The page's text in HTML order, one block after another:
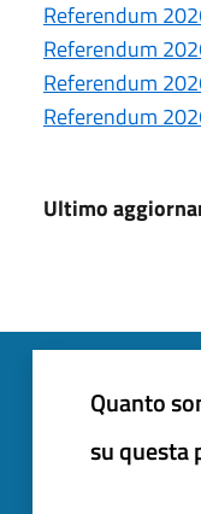
Referendum
Referendum
Referendum
Referendum
Ultimo
Quanto
su questa